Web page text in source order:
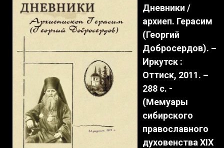
Дневники /
архиеп. Герасим
(Георгий
Добросердов). –
Иркутск :
Оттиск, 2011. –
288 с. -
(Мемуары
сибирского
православного
духовенства XIX